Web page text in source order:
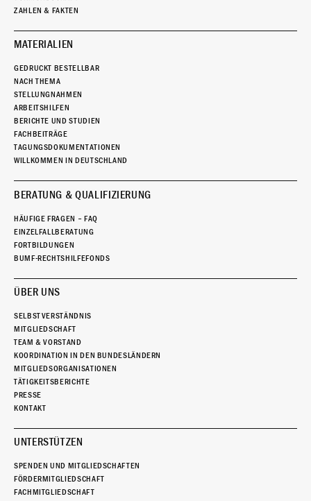
ZAHLEN & FAKTEN
MATERIALIEN
GEDRUCKT BESTELLBAR
NACH THEMA
STELLUNGNAHMEN
ARBEITSHILFEN
BERICHTE UND STUDIEN
FACHBEITRÄGE
TAGUNGSDOKUMENTATIONEN
WILLKOMMEN IN DEUTSCHLAND
BERATUNG & QUALIFIZIERUNG
HÄUFIGE FRAGEN – FAQ
EINZELFALLBERATUNG
FORTBILDUNGEN
BUMF-RECHTSHILFEFONDS
ÜBER UNS
SELBSTVERSTÄNDNIS
MITGLIEDSCHAFT
TEAM & VORSTAND
KOORDINATION IN DEN BUNDESLÄNDERN
MITGLIEDSORGANISATIONEN
TÄTIGKEITSBERICHTE
PRESSE
KONTAKT
UNTERSTÜTZEN
SPENDEN UND MITGLIEDSCHAFTEN
FÖRDERMITGLIEDSCHAFT
FACHMITGLIEDSCHAFT